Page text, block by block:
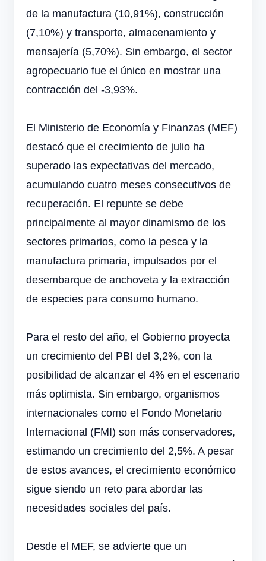
de la manufactura (10,91%), construcción
(7,10%) y transporte, almacenamiento y
mensajería (5,70%). Sin embargo, el sector
agropecuario fue el único en mostrar una
contracción del -3,93%.
El Ministerio de Economía y Finanzas (MEF)
destacó que el crecimiento de julio ha
superado las expectativas del mercado,
acumulando cuatro meses consecutivos de
recuperación. El repunte se debe
principalmente al mayor dinamismo de los
sectores primarios, como la pesca y la
manufactura primaria, impulsados por el
desembarque de anchoveta y la extracción
de especies para consumo humano.
Para el resto del año, el Gobierno proyecta
un crecimiento del PBI del 3,2%, con la
posibilidad de alcanzar el 4% en el escenario
más optimista. Sin embargo, organismos
internacionales como el Fondo Monetario
Internacional (FMI) son más conservadores,
estimando un crecimiento del 2,5%. A pesar
de estos avances, el crecimiento económico
sigue siendo un reto para abordar las
necesidades sociales del país.
Desde el MEF, se advierte que un